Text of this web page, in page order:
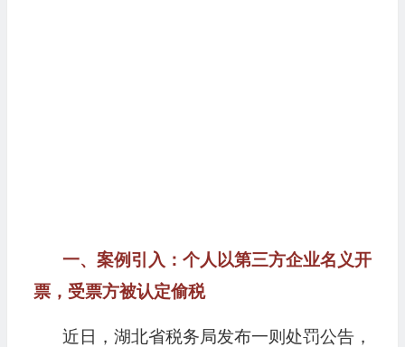
一、案例引入：个人以第三方企业名义开
票，受票方被认定偷税
近日，湖北省税务局发布一则处罚公告，